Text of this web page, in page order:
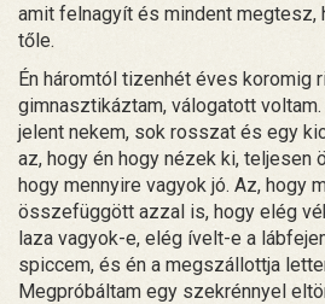
amit felnagyít és mindent megtesz,
tőle.
Én háromtól tizenhét éves koromig
gimnasztikáztam, válogatott
jelent nekem, sok rosszat és egy
az, hogy én hogy nézek ki,
hogy mennyire vagyok jó. Az, hogy
összefüggött azzal is, hogy elég
laza vagyok-e, elég ívelt-e a
spiccem, és én a megszállottja
Megpróbáltam egy szekrénnyel